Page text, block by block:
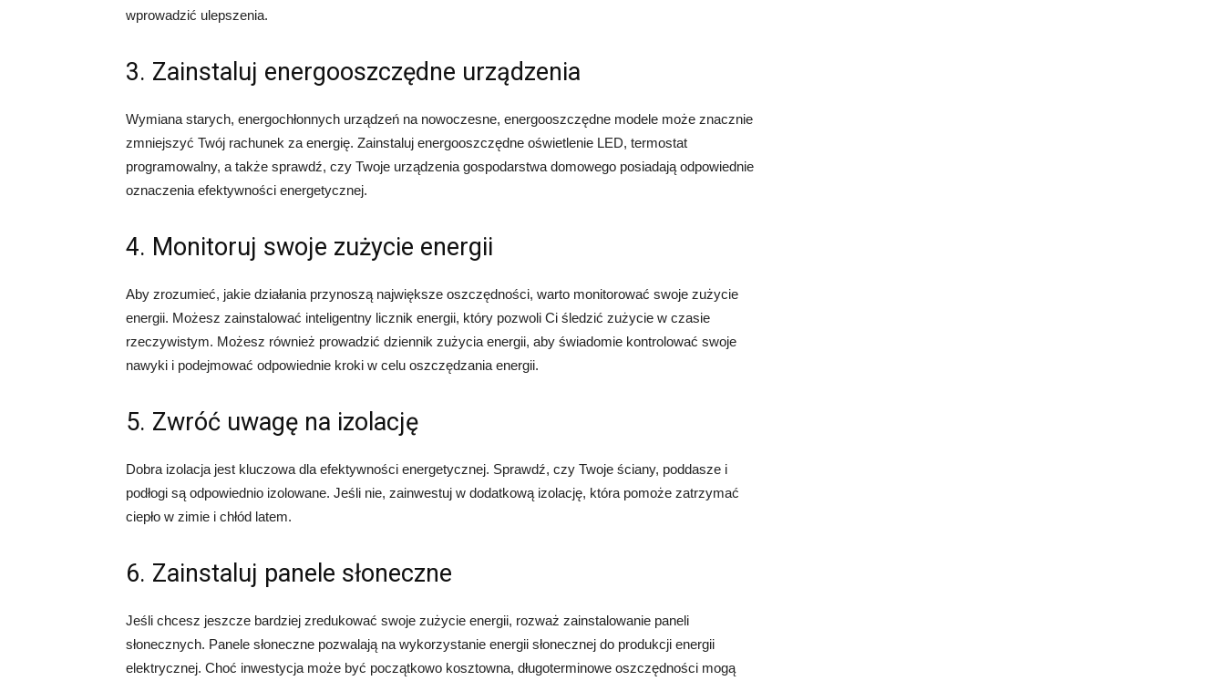
wprowadzić ulepszenia.
3. Zainstaluj energooszczędne urządzenia
Wymiana starych, energochłonnych urządzeń na nowoczesne, energooszczędne modele może znacznie
zmniejszyć Twój rachunek za energię. Zainstaluj energooszczędne oświetlenie LED, termostat
programowalny, a także sprawdź, czy Twoje urządzenia gospodarstwa domowego posiadają odpowiednie
oznaczenia efektywności energetycznej.
4. Monitoruj swoje zużycie energii
Aby zrozumieć, jakie działania przynoszą największe oszczędności, warto monitorować swoje zużycie
energii. Możesz zainstalować inteligentny licznik energii, który pozwoli Ci śledzić zużycie w czasie
rzeczywistym. Możesz również prowadzić dziennik zużycia energii, aby świadomie kontrolować swoje
nawyki i podejmować odpowiednie kroki w celu oszczędzania energii.
5. Zwróć uwagę na izolację
Dobra izolacja jest kluczowa dla efektywności energetycznej. Sprawdź, czy Twoje ściany, poddasze i
podłogi są odpowiednio izolowane. Jeśli nie, zainwestuj w dodatkową izolację, która pomoże zatrzymać
ciepło w zimie i chłód latem.
6. Zainstaluj panele słoneczne
Jeśli chcesz jeszcze bardziej zredukować swoje zużycie energii, rozważ zainstalowanie paneli
słonecznych. Panele słoneczne pozwalają na wykorzystanie energii słonecznej do produkcji energii
elektrycznej. Choć inwestycja może być początkowo kosztowna, długoterminowe oszczędności mogą